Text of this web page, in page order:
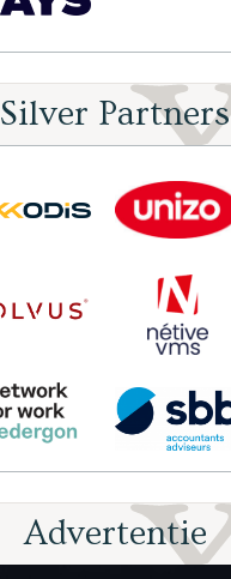
Silver Partners
Advertentie